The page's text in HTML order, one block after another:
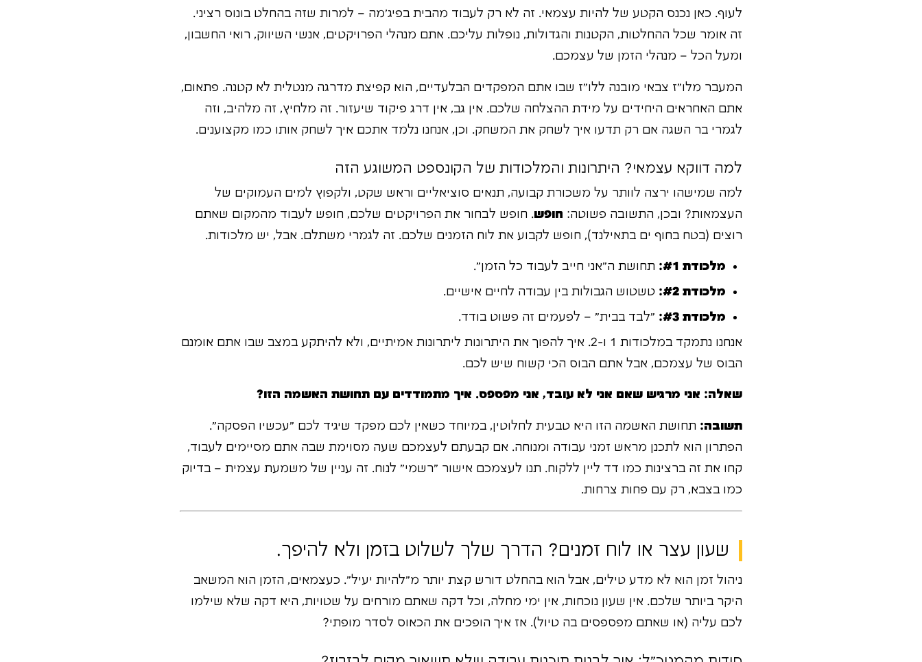
לעוף. כאן נכנס הקטע של להיות עצמאי. זה לא רק לעבוד מהבית בפיג'מה – למרות שזה בהחלט בונוס רציני.
זה אומר שכל ההחלטות, הקטנות והגדולות, נופלות עליכם. אתם מנהלי הפרויקטים, אנשי השיווק, רואי החשבון,
ומעל הכל – מנהלי הזמן של עצמכם.
המעבר מלו"ז צבאי מובנה ללו"ז שבו אתם המפקדים הבלעדיים, הוא קפיצת מדרגה מנטלית לא קטנה. פתאום,
אתם האחראים היחידים על מידת ההצלחה שלכם. אין גב, אין דרג פיקוד שיעזור. זה מלחיץ, זה מלהיב, וזה
לגמרי בר השגה אם רק תדעו איך לשחק את המשחק. וכן, אנחנו נלמד אתכם איך לשחק אותו כמו מקצוענים.
למה דווקא עצמאי? היתרונות והמלכודות של הקונספט המשוגע הזה
למה שמישהו ירצה לוותר על משכורת קבועה, תנאים סוציאליים וראש שקט, ולקפוץ למים העמוקים של
העצמאות? ובכן, התשובה פשוטה: חופש. חופש לבחור את הפרויקטים שלכם, חופש לעבוד מהמקום שאתם
רוצים (בטח בחוף ים בתאילנד), חופש לקבוע את לוח הזמנים שלכם. זה לגמרי משתלם. אבל, יש מלכודות.
מלכודת #1: תחושת ה"אני חייב לעבוד כל הזמן".
מלכודת #2: טשטוש הגבולות בין עבודה לחיים אישיים.
מלכודת #3: "לבד בבית" – לפעמים זה פשוט בודד.
אנחנו נתמקד במלכודות 1 ו-2. איך להפוך את היתרונות ליתרונות אמיתיים, ולא להיתקע במצב שבו אתם אומנם
הבוס של עצמכם, אבל אתם הבוס הכי קשוח שיש לכם.
שאלה: אני מרגיש שאם אני לא עובד, אני מפספס. איך מתמודדים עם תחושת האשמה הזו?
תשובה: תחושת האשמה הזו היא טבעית לחלוטין, במיוחד כשאין לכם מפקד שיגיד לכם "עכשיו הפסקה".
הפתרון הוא לתכנן מראש זמני עבודה ומנוחה. אם קבעתם לעצמכם שעה מסוימת שבה אתם מסיימים לעבוד,
קחו את זה ברצינות כמו דד ליין ללקוח. תנו לעצמכם אישור "רשמי" לנוח. זה עניין של משמעת עצמית – בדיוק
כמו בצבא, רק עם פחות צרחות.
שעון עצר או לוח זמנים? הדרך שלך לשלוט בזמן ולא להיפך.
ניהול זמן הוא לא מדע טילים, אבל הוא בהחלט דורש קצת יותר מ"להיות יעיל". כעצמאים, הזמן הוא המשאב
היקר ביותר שלכם. אין שעון נוכחות, אין ימי מחלה, וכל דקה שאתם מורחים על שטויות, היא דקה שלא שילמו
לכם עליה (או שאתם מפספסים בה טיול). אז איך הופכים את הכאוס לסדר מופתי?